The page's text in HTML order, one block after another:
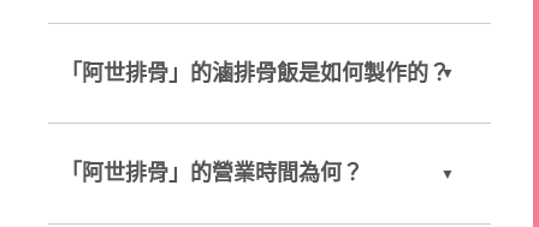
「阿世排骨」的滷排骨飯是如何製作的？
「阿世排骨」的營業時間為何？